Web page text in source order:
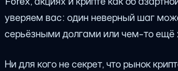
уверяем вас: один неверный шаг
серьёзными долгами или чем-то ещё
Ни для кого не секрет, что рынок